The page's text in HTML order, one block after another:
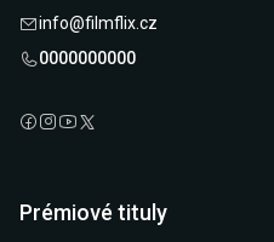
info@filmflix.cz
0000000000
Prémiové tituly